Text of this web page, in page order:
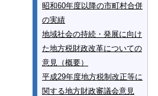
昭和60年度以降の市町村合併
の実績
地域社会の持続・発展に向け
た地方税財政改革についての
意見（概要）
平成29年度地方税制改正等に
関する地方財政審議会意見